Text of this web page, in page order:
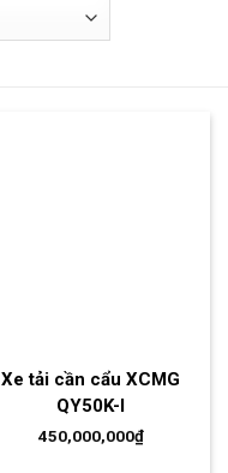
Xe tải cần cẩu XCMG
QY50K-I
450,000,000₫